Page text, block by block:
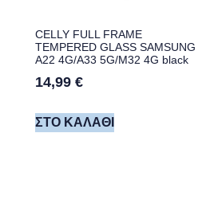
CELLY FULL FRAME
TEMPERED GLASS SAMSUNG
A22 4G/A33 5G/M32 4G black
14,99 €
ΣΤΟ ΚΑΛΆΘΙ